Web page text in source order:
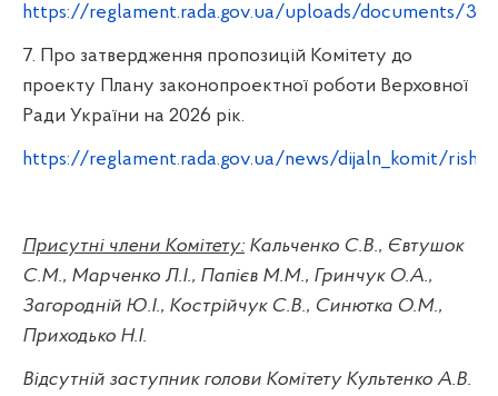
https://reglament.rada.gov.ua/uploads/documents/
7. Про затвердження пропозицій Комітету до
проекту Плану законопроектної роботи Верховної
Ради України на 2026 рік.
https://reglament.rada.gov.ua/news/dijaln_komit/
Присутні члени Комітету: Кальченко С.В., Євтушок
С.М., Марченко Л.І., Папієв М.М., Гринчук О.А.,
Загородній Ю.І., Кострійчук С.В., Синютка О.М.,
Приходько Н.І.
Відсутній заступник голови Комітету Культенко А.В.